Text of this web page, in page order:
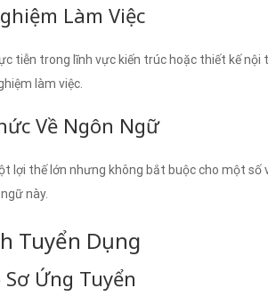
Làm Việc
tiễn trong lĩnh vực kiến trúc hoặc thiết kế
làm việc.
Về Ngôn Ngữ
lợi thế lớn nhưng không bắt buộc cho một
này.
Tuyển Dụng
Ứng Tuyển